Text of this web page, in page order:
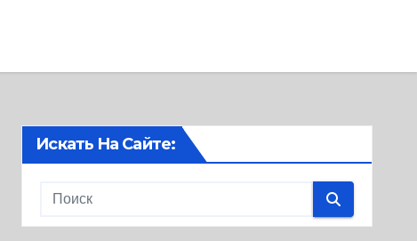
Искать На Сайте: